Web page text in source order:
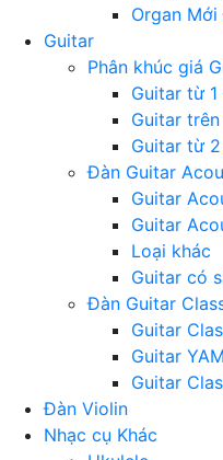
Organ
Guitar
Phân khúc giá
Guitar từ 1
Guitar
Guitar từ
Đàn Guitar
Guitar
Guitar
Loại khác
Guitar có
Đàn Guitar
Guitar
Guitar
Guitar
Đàn Violin
Nhạc cụ Khác